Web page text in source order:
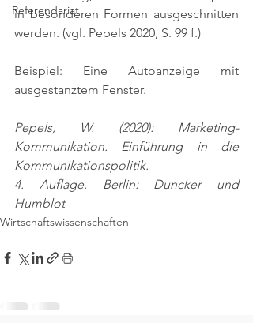
Referendariat
in besonderen Formen ausgeschnitten
werden. (vgl. Pepels 2020, S. 99 f.)
Beispiel: Eine Autoanzeige mit
ausgestanztem Fenster.
Pepels, W. (2020): Marketing-
Kommunikation. Einführung in die
Kommunikationspolitik.
4. Auflage. Berlin: Duncker und
Humblot
Wirtschaftswissenschaften